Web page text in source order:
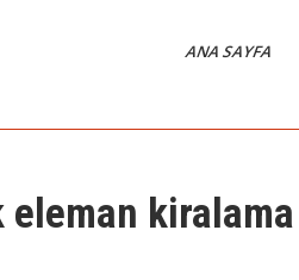
ANA SAYFA
eleman kiralama